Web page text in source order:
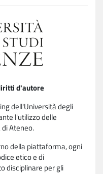
d'autore
dell'Università degli
l'utilizzo delle
Ateneo.
della piattaforma, ogni
etico e di
disciplinare per gli